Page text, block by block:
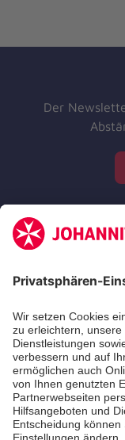
Der
Zertifizierung
Die Johanniter
des